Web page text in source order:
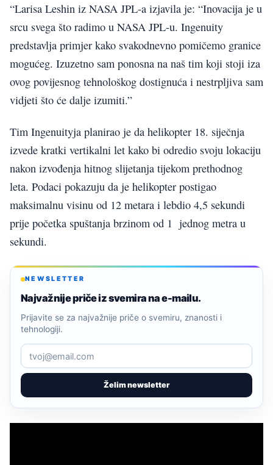
“Larisa Leshin iz NASA JPL-a izjavila je: “Inovacija je u
srcu svega što radimo u NASA JPL-u. Ingenuity
predstavlja primjer kako svakodnevno pomičemo granice
mogućeg. Izuzetno sam ponosna na naš tim koji stoji iza
ovog povijesnog tehnološkog dostignuća i nestrpljiva sam
vidjeti što će dalje izumiti.”
Tim Ingenuityja planirao je da helikopter 18. siječnja
izvede kratki vertikalni let kako bi odredio svoju lokaciju
nakon izvođenja hitnog slijetanja tijekom prethodnog
leta. Podaci pokazuju da je helikopter postigao
maksimalnu visinu od 12 metara i lebdio 4,5 sekundi
prije početka spuštanja brzinom od 1 jednog metra u
sekundi.
NEWSLETTER
Najvažnije priče iz svemira na e-mailu.
Želim newsletter
Prijavite se za najvažnije priče o svemiru, znanosti i
tehnologiji.